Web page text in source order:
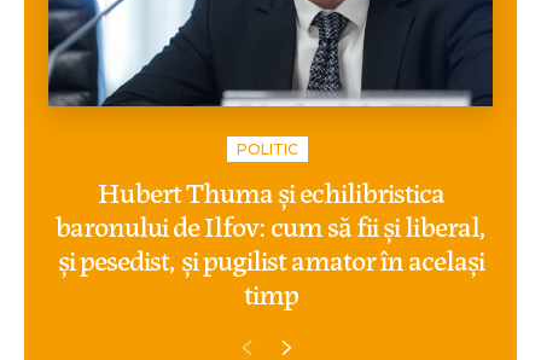
POLITIC
Hubert Thuma și echilibristica
baronului de Ilfov: cum să fii și liberal,
și pesedist, și pugilist amator în același
timp